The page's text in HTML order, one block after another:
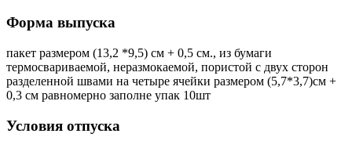
Форма выпуска
пакет размером (13,2 *9,5) см + 0,5 см., из бумаги
термосвариваемой, неразмокаемой, пористой с двух сторон
разделенной швами на четыре ячейки размером (5,7*3,7)см +
0,3 см равномерно заполне упак 10шт
Условия отпуска